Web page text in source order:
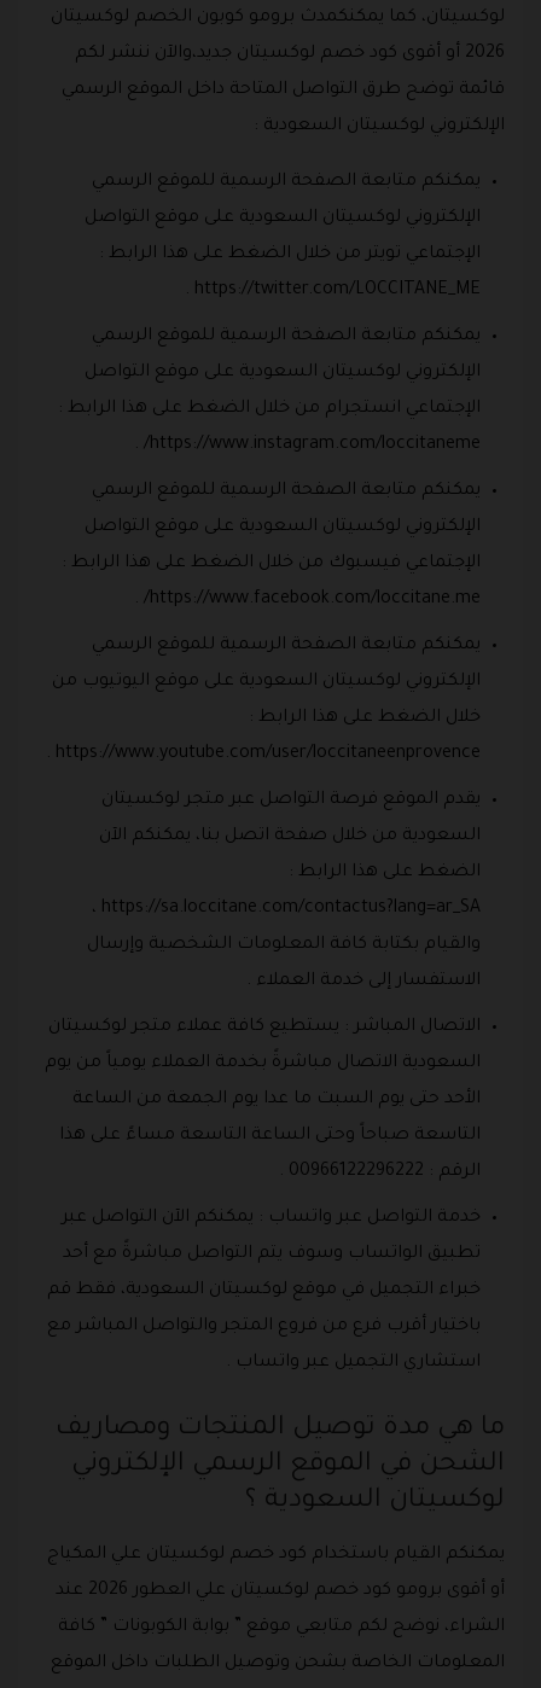
لوكسيتان، كما يمكنكمدث برومو كوبون الخصم لوكسيتان
2026 أو أقوى كود خصم لوكسيتان جديد،والآن ننشر لكم
قائمة توضح طرق التواصل المتاحة داخل الموقع الرسمي
الإلكتروني لوكسيتان السعودية :
يمكنكم متابعة الصفحة الرسمية للموقع الرسمي
الإلكتروني لوكسيتان السعودية على موقع التواصل
الإجتماعي تويتر من خلال الضغط على هذا الرابط :
https://twitter.com/LOCCITANE_ME .
يمكنكم متابعة الصفحة الرسمية للموقع الرسمي
الإلكتروني لوكسيتان السعودية على موقع التواصل
الإجتماعي انستجرام من خلال الضغط على هذا الرابط :
https://www.instagram.com/loccitaneme/ .
يمكنكم متابعة الصفحة الرسمية للموقع الرسمي
الإلكتروني لوكسيتان السعودية على موقع التواصل
الإجتماعي فيسبوك من خلال الضغط على هذا الرابط :
https://www.facebook.com/loccitane.me/ .
يمكنكم متابعة الصفحة الرسمية للموقع الرسمي
الإلكتروني لوكسيتان السعودية على موقع اليوتيوب من
خلال الضغط على هذا الرابط :
https://www.youtube.com/user/loccitaneenprovence .
يقدم الموقع فرصة التواصل عبر متجر لوكسيتان
السعودية من خلال صفحة اتصل بنا، يمكنكم الآن
الضغط على هذا الرابط :
https://sa.loccitane.com/contactus?lang=ar_SA ،
والقيام بكتابة كافة المعلومات الشخصية وإرسال
الاستفسار إلى خدمة العملاء .
الاتصال المباشر : يستطيع كافة عملاء متجر لوكسيتان
السعودية الاتصال مباشرةً بخدمة العملاء يومياً من يوم
الأحد حتى يوم السبت ما عدا يوم الجمعة من الساعة
التاسعة صباحاً وحتى الساعة التاسعة مساءً على هذا
الرقم : 00966122296222 .
خدمة التواصل عبر واتساب : يمكنكم الآن التواصل عبر
تطبيق الواتساب وسوف يتم التواصل مباشرةً مع أحد
خبراء التجميل في موقع لوكسيتان السعودية، فقط قم
باختيار أقرب فرع من فروع المتجر والتواصل المباشر مع
استشاري التجميل عبر واتساب .
ما هي مدة توصيل المنتجات ومصاريف
الشحن في الموقع الرسمي الإلكتروني
لوكسيتان السعودية ؟
يمكنكم القيام باستخدام كود خصم لوكسيتان علي المكياج
أو أقوى برومو كود خصم لوكسيتان علي العطور 2026 عند
الشراء، نوضح لكم متابعي موقع ” بوابة الكوبونات ” كافة
المعلومات الخاصة بشحن وتوصيل الطلبات داخل الموقع